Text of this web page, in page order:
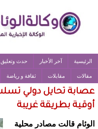
الرئيسية آخر الأخبار حدث وتعليق
مقالات مقابلات ثقافة و رياضة
أوقية بطريقة غريبة
الوئام قالت مصادر محلية